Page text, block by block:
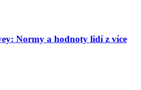
Normy a hodnoty lidí z více